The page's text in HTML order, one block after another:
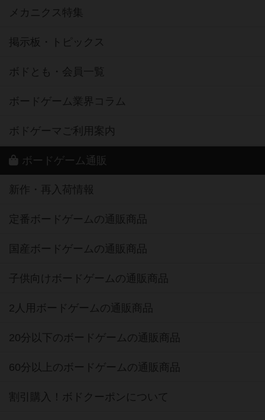
メカニクス特集
掲示板・トピックス
ボドとも・会員一覧
ボードゲーム業界コラム
ボドゲーマご利用案内
ボードゲーム通販
新作・再入荷情報
定番ボードゲームの通販商品
国産ボードゲームの通販商品
子供向けボードゲームの通販商品
2人用ボードゲームの通販商品
20分以下のボードゲームの通販商品
60分以上のボードゲームの通販商品
割引購入！ボドクーポンについて